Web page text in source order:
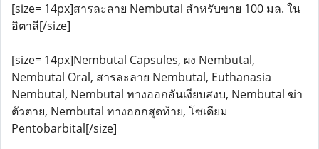
[size= 14px]สารละลาย Nembutal สำหรับขาย 100 มล. ใน
อิตาลี[/size]
[size= 14px]Nembutal Capsules, ผง Nembutal,
Nembutal Oral, สารละลาย Nembutal, Euthanasia
Nembutal, Nembutal ทางออกอันเงียบสงบ, Nembutal ฆ่า
ตัวตาย, Nembutal ทางออกสุดท้าย, โซเดียม
Pentobarbital[/size]